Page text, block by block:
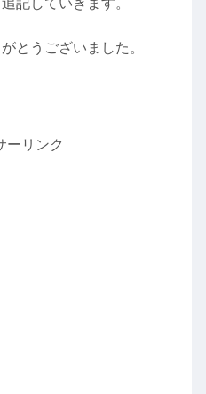
とうございました。
ーリンク